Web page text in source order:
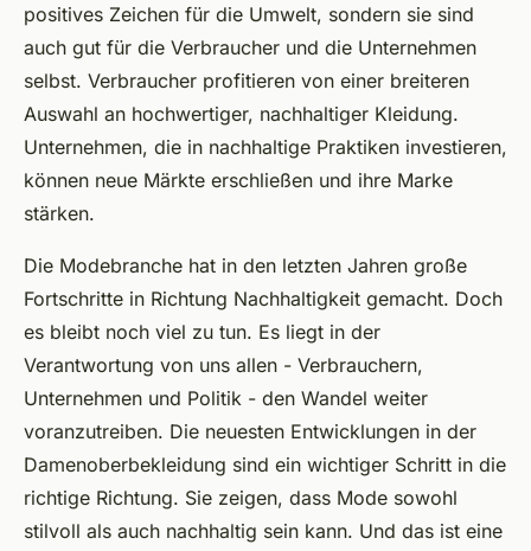
positives Zeichen für die Umwelt, sondern sie sind
auch gut für die Verbraucher und die Unternehmen
selbst. Verbraucher profitieren von einer breiteren
Auswahl an hochwertiger, nachhaltiger Kleidung.
Unternehmen, die in nachhaltige Praktiken investieren,
können neue Märkte erschließen und ihre Marke
stärken.
Die Modebranche hat in den letzten Jahren große
Fortschritte in Richtung Nachhaltigkeit gemacht. Doch
es bleibt noch viel zu tun. Es liegt in der
Verantwortung von uns allen - Verbrauchern,
Unternehmen und Politik - den Wandel weiter
voranzutreiben. Die neuesten Entwicklungen in der
Damenoberbekleidung sind ein wichtiger Schritt in die
richtige Richtung. Sie zeigen, dass Mode sowohl
stilvoll als auch nachhaltig sein kann. Und das ist eine